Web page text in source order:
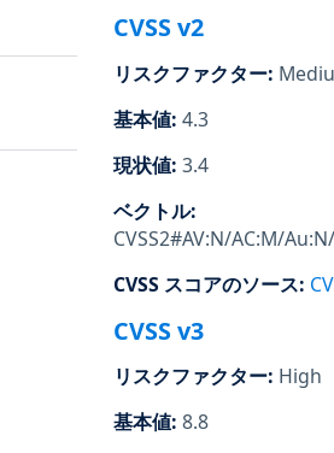
CVSS v2
リスクファクター:
基本値: 4.3
現状値: 3.4
ベクトル:
CVSS2#AV:N/AC:M/
CVSS スコアのソース:
CVSS v3
リスクファクター: High
基本値: 8.8